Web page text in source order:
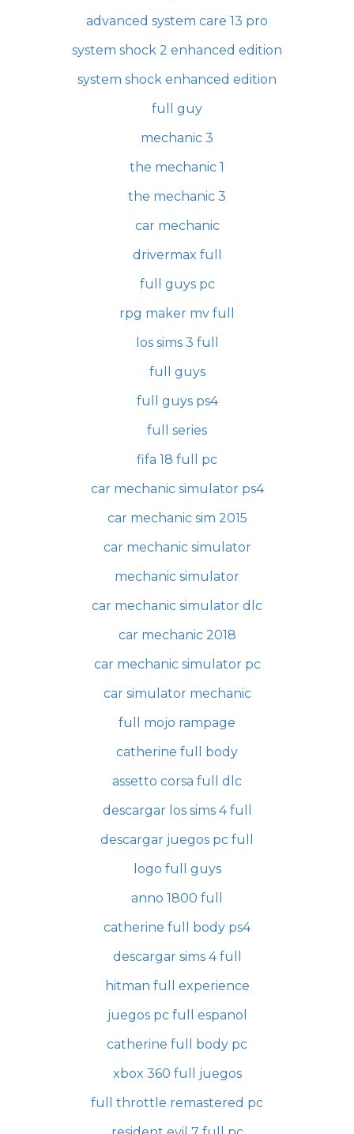
advanced system care 13 pro
system shock 2 enhanced edition
system shock enhanced edition
full guy
mechanic 3
the mechanic 1
the mechanic 3
car mechanic
drivermax full
full guys pc
rpg maker mv full
los sims 3 full
full guys
full guys ps4
full series
fifa 18 full pc
car mechanic simulator ps4
car mechanic sim 2015
car mechanic simulator
mechanic simulator
car mechanic simulator dlc
car mechanic 2018
car mechanic simulator pc
car simulator mechanic
full mojo rampage
catherine full body
assetto corsa full dlc
descargar los sims 4 full
descargar juegos pc full
logo full guys
anno 1800 full
catherine full body ps4
descargar sims 4 full
hitman full experience
juegos pc full espanol
catherine full body pc
xbox 360 full juegos
full throttle remastered pc